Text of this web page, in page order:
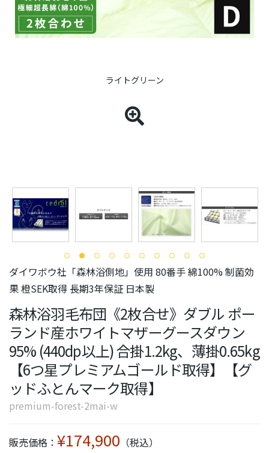
ライトグリーン
ダイワボウ社「森林浴側地」使用 80番手 綿100% 制菌効
果 橙SEK取得 長期3年保証 日本製
森林浴羽毛布団《2枚合せ》ダブル ポー
ランド産ホワイトマザーグースダウン
95% (440dp以上) 合掛1.2kg、薄掛0.65kg
【6つ星プレミアムゴールド取得】【グ
ッドふとんマーク取得】
premium-forest-2mai-w
販売価格： ¥174,900 （税込）